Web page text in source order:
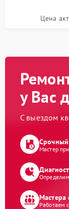
Цена
у Вас
С выездом
Мастер
Мастера
Работаем